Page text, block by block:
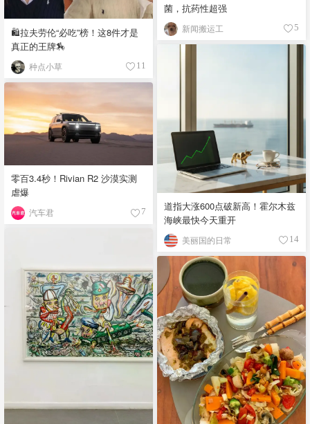
菌，抗药性超强
新闻搬运工 5
🛍️拉夫劳伦“必吃”榜！这8件才是
真正的王牌🏇
种点小草 11
道指大涨600点破新高！霍尔木兹
海峡最快今天重开
美丽国的日常 14
零百3.4秒！Rivian R2 沙漠实测
虐爆
汽车君 7